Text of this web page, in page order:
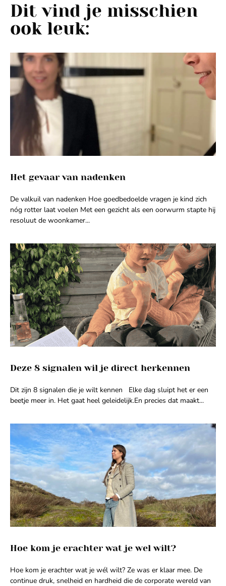
Dit vind je misschien
ook leuk:
Het gevaar van nadenken
De valkuil van nadenken Hoe goedbedoelde vragen je kind zich
nóg rotter laat voelen Met een gezicht als een oorwurm stapte hij
resoluut de woonkamer
Deze 8 signalen wil je direct herkennen
Dit zijn 8 signalen die je wilt kennen Elke dag sluipt het er een
beetje meer in. Het gaat heel geleidelijk.En precies dat maakt
Hoe kom je erachter wat je wel wilt?
Hoe kom je erachter wat je wél wilt? Ze was er klaar mee. De
continue druk, snelheid en hardheid die de corporate wereld van